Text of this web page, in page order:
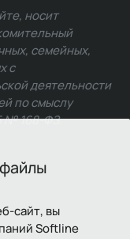
сайт, вы
Softline
носит
семейных,
с
деятельности
по смыслу
№ 168-ФЗ.